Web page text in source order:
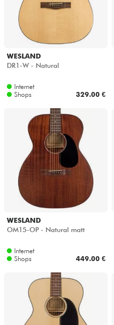
WESLAND
DR1-W - Natural
Internet
Shops
329.00 €
WESLAND
OM15-OP - Natural matt
Internet
Shops
449.00 €